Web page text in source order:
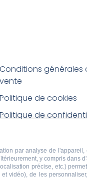
Conditions générales
vente
Politique de cookies
Politique de
de retour
de rétractation
par analyse de
y compris dans
précise, etc.)
vidéo), de les